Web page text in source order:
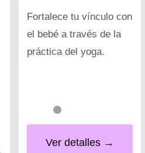
Fortalece tu vínculo con
el bebé a través de la
práctica del yoga.
Ver detalles →